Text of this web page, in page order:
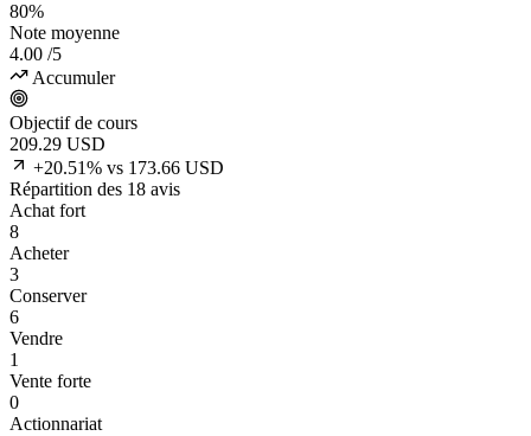
80%
Note moyenne
4.00 /5
Accumuler
Objectif de cours
209.29 USD
+20.51% vs 173.66 USD
Répartition des 18 avis
Achat fort
8
Acheter
3
Conserver
6
Vendre
1
Vente forte
0
Actionnariat